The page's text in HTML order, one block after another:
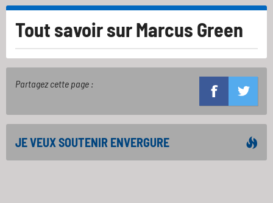
Tout savoir surMarcus Green
Partagez cette page :
JE VEUX SOUTENIR ENVERGURE